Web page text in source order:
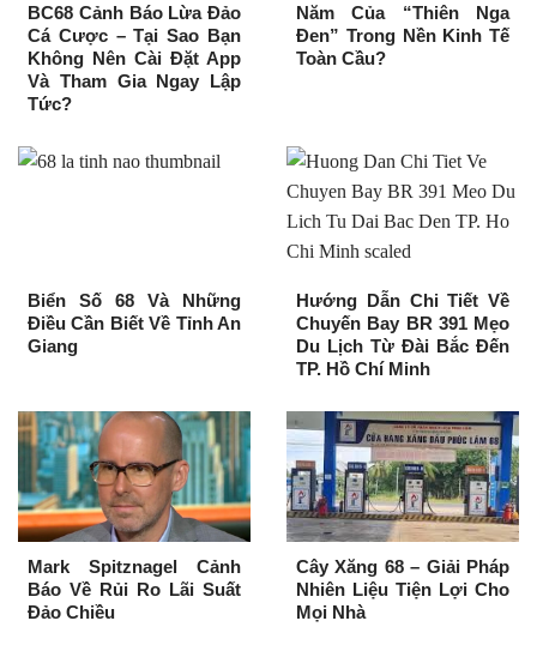
BC68 Cảnh Báo Lừa Đảo
Cá Cược – Tại Sao Bạn
Không Nên Cài Đặt App
Và Tham Gia Ngay Lập
Tức?
Năm Của “Thiên Nga
Đen” Trong Nền Kinh Tế
Toàn Cầu?
Biển Số 68 Và Những
Điều Cần Biết Về Tỉnh An
Giang
Hướng Dẫn Chi Tiết Về
Chuyến Bay BR 391 Mẹo
Du Lịch Từ Đài Bắc Đến
TP. Hồ Chí Minh
Mark Spitznagel Cảnh
Báo Về Rủi Ro Lãi Suất
Đảo Chiều
Cây Xăng 68 – Giải Pháp
Nhiên Liệu Tiện Lợi Cho
Mọi Nhà